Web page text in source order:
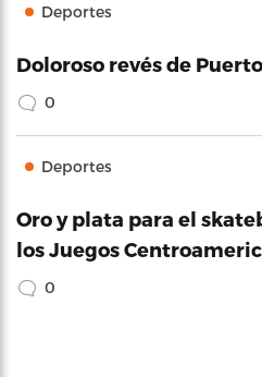
Deportes
Doloroso revés de
0
Deportes
Oro y plata para el
los Juegos
0